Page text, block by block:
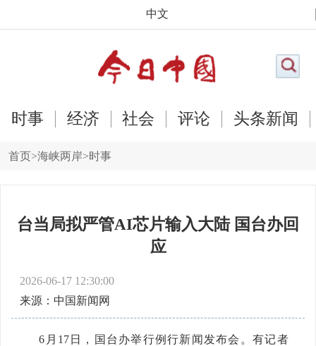
中文
时事 经济 社会 评论 头条新闻
首页>海峡两岸>时事
台当局拟严管AI芯片输入大陆 国台办回
应
2026-06-17 12:30:00
来源：中国新闻网
6月17日，国台办举行例行新闻发布会。有记者